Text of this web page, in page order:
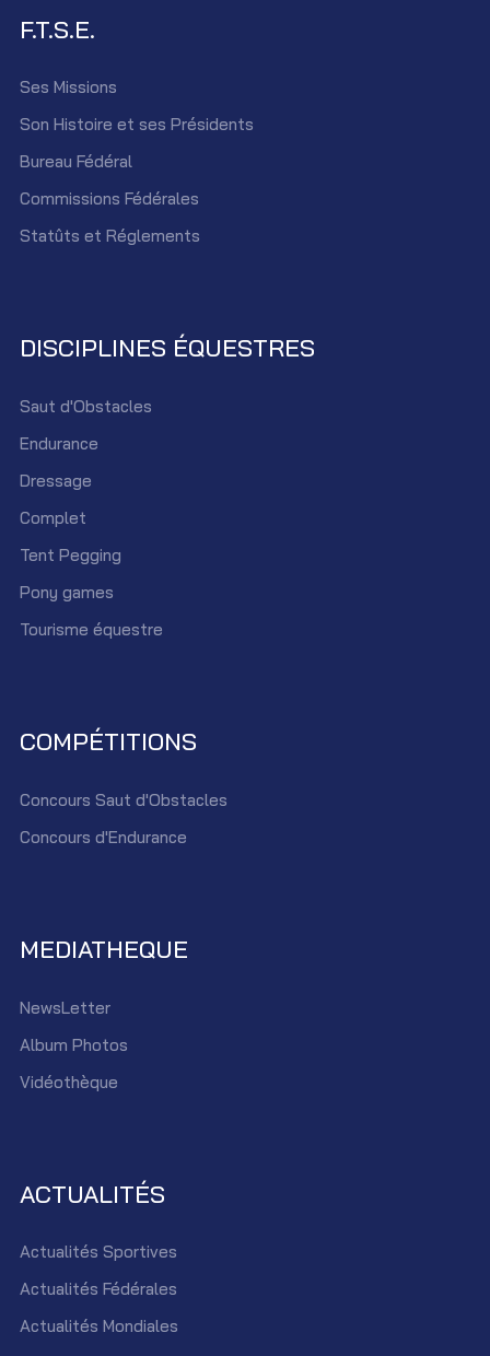
F.T.S.E.
Ses Missions
Son Histoire et ses Présidents
Bureau Fédéral
Commissions Fédérales
Statûts et Réglements
DISCIPLINES ÉQUESTRES
Saut d'Obstacles
Endurance
Dressage
Complet
Tent Pegging
Pony games
Tourisme équestre
COMPÉTITIONS
Concours Saut d'Obstacles
Concours d'Endurance
MEDIATHEQUE
NewsLetter
Album Photos
Vidéothèque
ACTUALITÉS
Actualités Sportives
Actualités Fédérales
Actualités Mondiales